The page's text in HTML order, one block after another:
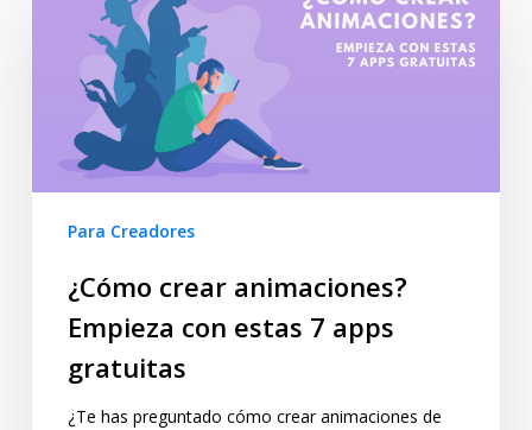
Para Creadores
¿Cómo crear animaciones?
Empieza con estas 7 apps
gratuitas
¿Te has preguntado cómo crear animaciones de